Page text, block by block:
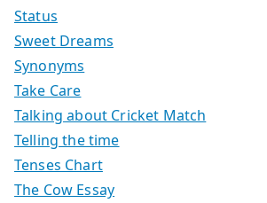
Status
Sweet Dreams
Synonyms
Take Care
Talking about Cricket Match
Telling the time
Tenses Chart
The Cow Essay